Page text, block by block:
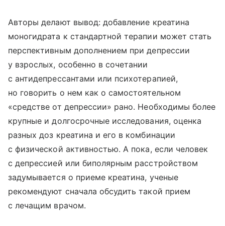
Авторы делают вывод: добавление креатина
моногидрата к стандартной терапии может стать
перспективным дополнением при депрессии
у взрослых, особенно в сочетании
с антидепрессантами или психотерапией,
но говорить о нем как о самостоятельном
«средстве от депрессии» рано. Необходимы более
крупные и долгосрочные исследования, оценка
разных доз креатина и его в комбинации
с физической активностью. А пока, если человек
с депрессией или биполярным расстройством
задумывается о приеме креатина, ученые
рекомендуют сначала обсудить такой прием
с лечащим врачом.